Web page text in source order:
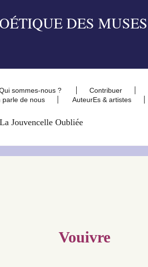
sommes-nous ?
Contribuer
parle de nous AuteurEs & artistes
Jouvencelle Oubliée
Vouivre